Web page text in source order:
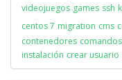
videojuegos games ssh
centos 7 migration cms
contenedores comandos
instalación crear usuario